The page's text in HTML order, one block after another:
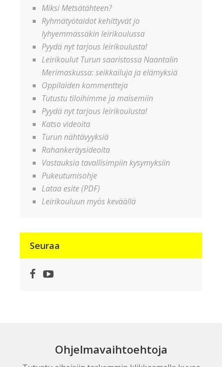
Miksi Metsätähteen?
Ryhmätyötaidot kehittyvät jo
lyhyemmässäkin leirikoulussa
Pyydä nyt tarjous leirikoulusta!
Leirikoulut Turun saaristossa Naantalin
Merimaskussa: seikkailuja ja elämyksiä
Oppilaiden kommentteja
Tutustu tiloihimme ja maisemiin
Pyydä nyt tarjous leirikoulusta!
Katso videoita
Turun nähtävyyksiä
Rahankeräysideoita
Vastauksia tavallisimpiin kysymyksiin
Pukeutumisohje
Lataa esite (PDF)
Leirikouluun myös keväällä
Seuraa
Facebook
YouTube
Ohjelmavaihtoehtoja